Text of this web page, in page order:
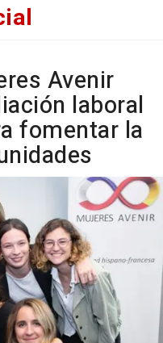
Avenir
laboral
fomentar la